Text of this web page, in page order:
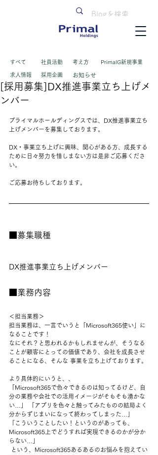
すべて
求人情報
​社員活動 考え方 PrimalG新規事業
採用企画 お知らせ
[採用募集]DX推進事業立ち上げメ
ンバー
プライマルホールディングスでは、DX推進事業立ち
上げメンバーを募集しております。
DX・事業立ち上げに興味、関心がある方、成長する
ために日々努力を惜しまない方は是非ご応募くださ
い。
ご応募お待ちしております。
■募集職種
DX推進事業立ち上げメンバー
■業務内容
＜担当業務＞
担当業務は、一言でいうと「Microsoft365使い」に
なることです！
なにそれ？と思われるかもしれませんが、そうなる
ことが顧客にとっての価値であり、会社を成長させ
ることになる、そんな 事業を立ち上げております。
より具体的にいうと、、
「Microsoft365で色々できるのは知ってるけど、自
分の業務や会社での活用イメージがそもそも湧かな
い…」 「アプリを色々と触ってみたものの結局よく
分からずじまいになって終わってしまった…」
「こういうことしたい！というのがあっても、
Microsoft365上でどうすれば実現できるのかが分か
らない…」